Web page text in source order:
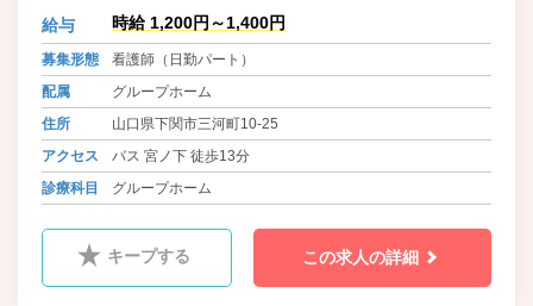
低額/日常生活住居支援施設、訪問看
護等のサービスを広げる。発足当初
きたことは「少し大変な事、他法人
ら求められている福祉や公益サービ
スを、求められている地域で展開す
給与 時給 1,200円～1,400円
募集形態
看護師（日勤パート）
配属
グループホーム
住所
山口県下関市三河町10-25
アクセス
バス 宮ノ下 徒歩13分
診療科目
グループホーム
キープする この求人の詳細